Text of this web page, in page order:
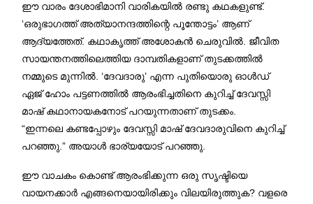
ഈ വാരം ദേശാഭിമാനി വാരികയിൽ രണ്ടു കഥകളുണ്ട്.
‘ഒരുഭാഗത്ത് അത്യാനന്ദത്തിന്റെ പൂന്തോട്ടം’ ആണ്
ആദ്യത്തേത്. കഥാകൃത്ത് അശോകൻ ചെരുവിൽ. ജീവിത
സായന്തനത്തിലെത്തിയ ദാമ്പതികളാണ് തുടക്കത്തിൽ
നമ്മുടെ മുന്നിൽ. ‘ദേവദാരു’ എന്ന പുതിയൊരു ഓൾഡ്
ഏജ് ഹോം പട്ടണത്തിൽ ആരംഭിച്ചതിനെ കുറിച്ച് ദേവസ്സി
മാഷ് കഥാനായകനോട് പറയുന്നതാണ് തുടക്കം.
“ഇന്നലെ കണ്ടപ്പോഴും ദേവസ്സി മാഷ് ദേവദാരുവിനെ കുറിച്ച്
പറഞ്ഞു.” അയാൾ ഭാര്യയോട് പറഞ്ഞു.
ഈ വാചകം കൊണ്ട് ആരംഭിക്കുന്ന ഒരു സൃഷ്ടിയെ
വായനക്കാർ എങ്ങനെയായിരിക്കും വിലയിരുത്തുക? വളരെ